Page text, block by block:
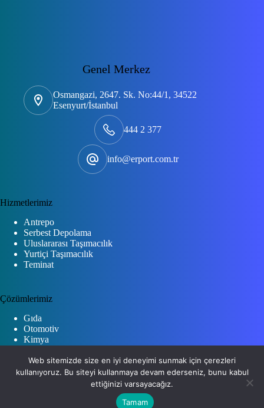
Genel Merkez
Osmangazi, 2647. Sk. No:44/1, 34522
Esenyurt/İstanbul
444 2 377
info@erport.com.tr
Hizmetlerimiz
Antrepo
Serbest Depolama
Uluslararası Taşımacılık
Yurtiçi Taşımacılık
Teminat
Çözümlerimiz
Gıda
Otomotiv
Kimya
İletişim
Adreslerimiz ve İletişim
Web sitemizde size en iyi deneyimi sunmak için çerezleri
kullanıyoruz. Bu siteyi kullanmaya devam ederseniz, bunu kabul
ettiğinizi varsayacağız.
Tamam